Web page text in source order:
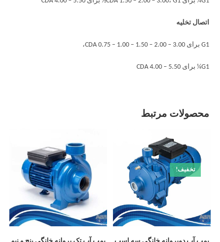
اتصال تخلیه
G1 برای CDA 0.75 – 1.00 – 1.50 – 2.00 – 3.00،
G1¼ برای CDA 4.00 – 5.50
محصولات مرتبط
تخفیف!